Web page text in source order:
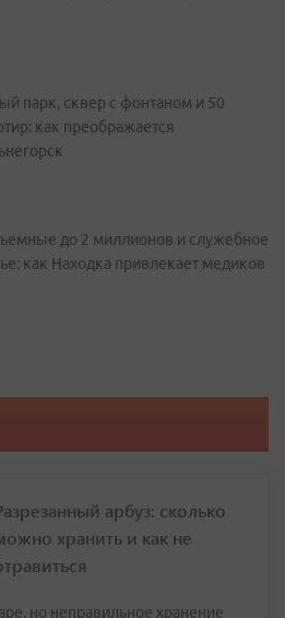
парк, сквер с фонтаном и 50
как преображается
до 2 миллионов и служебное
как Находка привлекает медиков
арбуз: сколько
хранить и как не
но неправильное хранение